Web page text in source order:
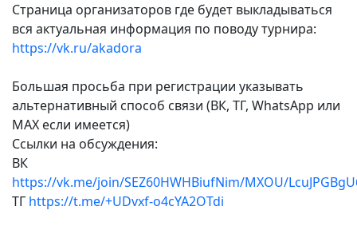
Страница организаторов где будет выкладываться
вся актуальная информация по поводу турнира:
https://vk.ru/akadora
Большая просьба при регистрации указывать
альтернативный способ связи (ВК, ТГ, WhatsApp или
МАХ если имеется)
Ссылки на обсуждения:
ВК
https://vk.me/join/SEZ60HWHBiufNim/MXOU/
ТГ https://t.me/+UDvxf-o4cYA2OTdi